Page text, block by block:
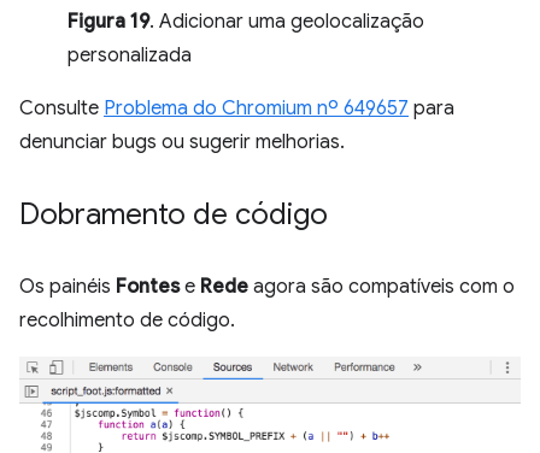
Figura 19. Adicionar uma geolocalização
personalizada
Consulte Problema do Chromium nº 649657 para
denunciar bugs ou sugerir melhorias.
Dobramento de código
Os painéis Fontese Rede agora são compatíveis com o
recolhimento de código.